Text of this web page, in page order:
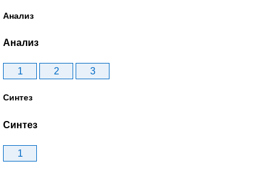
Анализ
Анализ
1 2 3
Синтез
Синтез
1